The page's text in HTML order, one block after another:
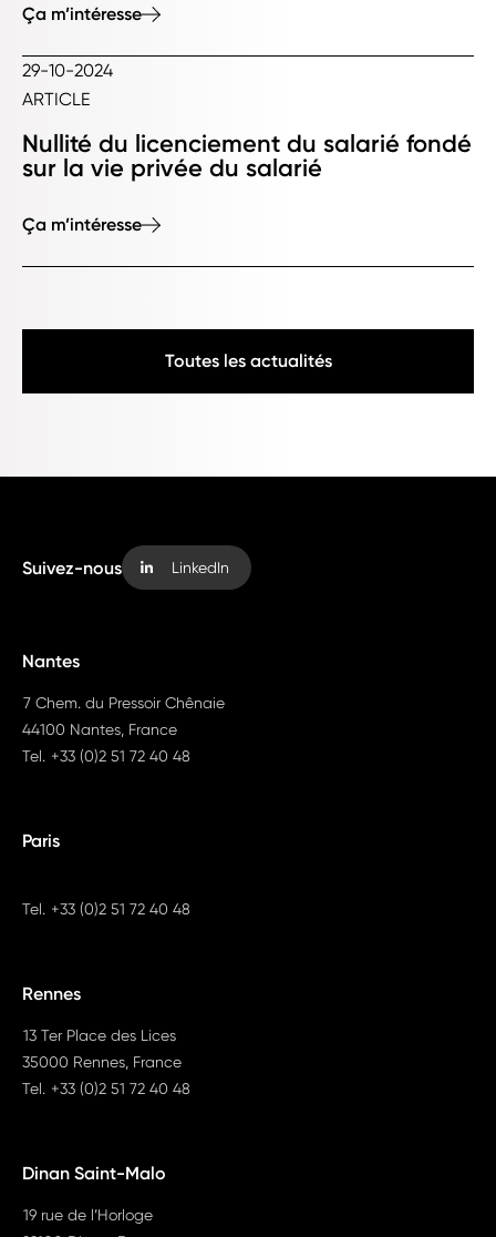
Ça m’intéresse
29-10-2024
ARTICLE
Nullité du licenciement du salarié fondé
sur la vie privée du salarié
Ça m’intéresse
Toutes les actualités
Suivez-nous LinkedIn
Nantes
7 Chem. du Pressoir Chênaie
44100 Nantes, France
Tel. +33 (0)2 51 72 40 48
Paris
Tel. +33 (0)2 51 72 40 48
Rennes
13 Ter Place des Lices
35000 Rennes, France
Tel. +33 (0)2 51 72 40 48
Dinan Saint-Malo
19 rue de l’Horloge